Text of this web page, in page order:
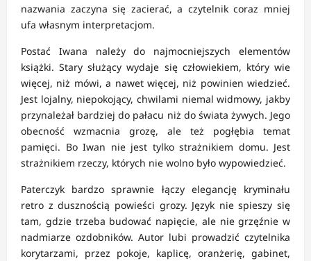
nazwania zaczyna się zacierać, a czytelnik coraz mniej
ufa własnym interpretacjom.
Postać Iwana należy do najmocniejszych elementów
książki. Stary służący wydaje się człowiekiem, który wie
więcej, niż mówi, a nawet więcej, niż powinien wiedzieć.
Jest lojalny, niepokojący, chwilami niemal widmowy, jakby
przynależał bardziej do pałacu niż do świata żywych. Jego
obecność wzmacnia grozę, ale też pogłębia temat
pamięci. Bo Iwan nie jest tylko strażnikiem domu. Jest
strażnikiem rzeczy, których nie wolno było wypowiedzieć.
Paterczyk bardzo sprawnie łączy elegancję kryminału
retro z dusznością powieści grozy. Język nie spieszy się
tam, gdzie trzeba budować napięcie, ale nie grzęźnie w
nadmiarze ozdobników. Autor lubi prowadzić czytelnika
korytarzami, przez pokoje, kaplicę, oranżerię, gabinet,